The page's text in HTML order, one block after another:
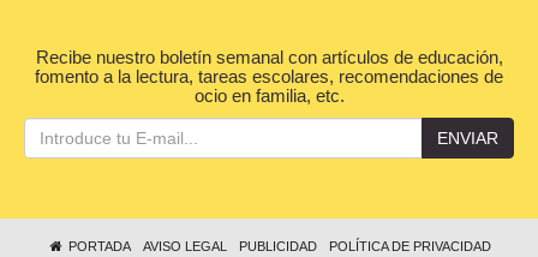
Recibe nuestro boletín semanal con artículos de educación,
fomento a la lectura, tareas escolares, recomendaciones de
ocio en familia, etc.
ENVIAR
PORTADA AVISO LEGAL PUBLICIDAD POLÍTICA DE PRIVACIDAD